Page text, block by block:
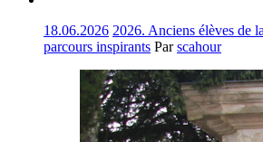
18.06.2026 2026. Anciens élèves de
parcours inspirants Parscahour